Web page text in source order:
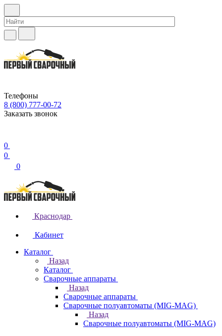
Телефоны
8 (800) 777-00-72
Заказать звонок
0
0
0
Краснодар
Кабинет
Каталог
Назад
Каталог
Сварочные аппараты
Назад
Сварочные аппараты
Сварочные полуавтоматы (MIG-MAG)
Назад
Сварочные полуавтоматы (MIG-MAG)